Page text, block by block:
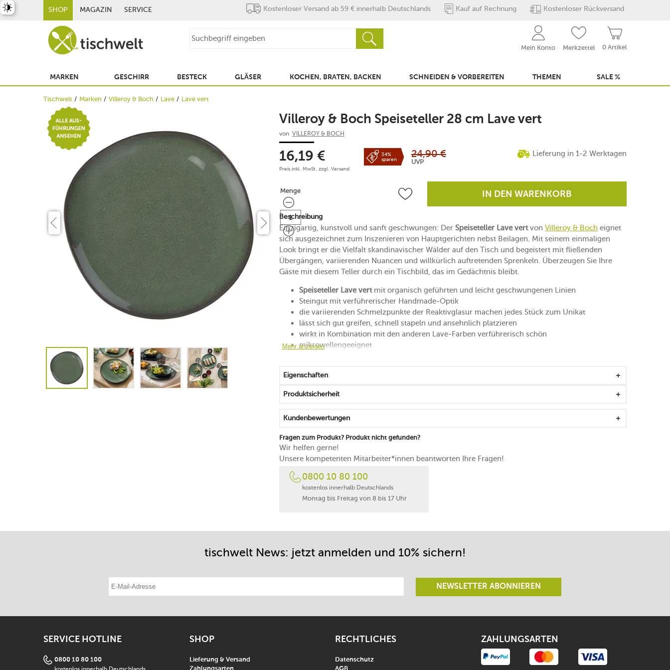
SHOP MAGAZIN SERVICE Kostenloser Versand ab 59 € innerhalb Deutschlands Kauf auf Rechnung Kostenloser Rückversand
0 Artikel
Mein Konto Merkzettel
MARKEN GESCHIRR BESTECK GLÄSER KOCHEN, BRATEN, BACKEN SCHNEIDEN & VORBEREITEN THEMEN SALE %
Tischwelt Marken Villeroy & Boch Lave Lave vert
Villeroy & Boch Speiseteller 28 cm Lave vert
von VILLEROY & BOCH
16,19 €
Preis inkl. MwSt. zzgl. Versand
34%
sparen
24,90 €
UVP
Lieferung in 1-2 Werktagen
Menge
Menge IN DEN WARENKORB
Beschreibung
Einzigartig, kunstvoll und sanft geschwungen: Der Speiseteller Lave vertvon Villeroy & Boch eignet
sich ausgezeichnet zum Inszenieren von Hauptgerichten nebst Beilagen. Mit seinem einmaligen
Look bringt er die Vielfalt skandinavischer Wälder auf den Tisch und begeistert mit fließenden
Übergängen, variierenden Nuancen und willkürlich auftretenden Sprenkeln. Überzeugen Sie Ihre
Gäste mit diesem Teller durch ein Tischbild, das im Gedächtnis bleibt.
Speiseteller Lave vertmit organisch geführten und leicht geschwungenen Linien
Steingut mit verführerischer Handmade-Optik
die variierenden Schmelzpunkte der Reaktivglasur machen jedes Stück zum Unikat
lässt sich gut greifen, schnell stapeln und ansehnlich platzieren
wirkt in Kombination mit den anderen Lave-Farben verführerisch schön
mikrowellengeeignet
Mehr anzeigen
Eigenschaften
Produktsicherheit
Kundenbewertungen
Fragen zum Produkt? Produkt nicht gefunden?
Wir helfen gerne!
Unsere kompetenten Mitarbeiter*innen beantworten Ihre Fragen!
0800 10 80 100
kostenlos innerhalb Deutschlands
Montag bis Freitag von 8 bis 17 Uhr
tischwelt News: jetzt anmelden und 10% sichern!
E-Mail-Adresse eintragen
NEWSLETTER ABONNIEREN
SERVICE HOTLINE
0800 10 80 100
SHOP
Lieferung & Versand
RECHTLICHES
Datenschutz
ZAHLUNGSARTEN
umschalten